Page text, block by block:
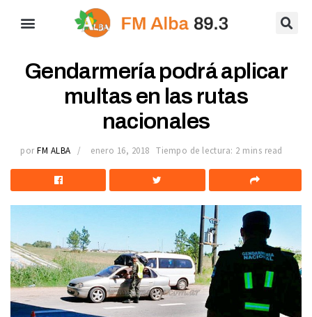
Gendarmería podrá aplicar
multas en las rutas
nacionales
por FM ALBA enero 16, 2018 Tiempo de lectura: 2 mins read